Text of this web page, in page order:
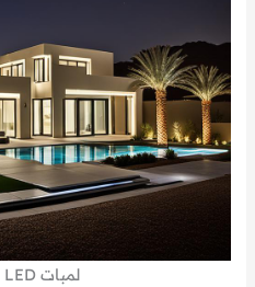
لمبات LED الخارجية